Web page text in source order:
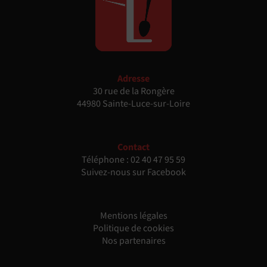
Adresse
30 rue de la Rongère
44980 Sainte-Luce-sur-Loire
Contact
Téléphone : 02 40 47 95 59
Suivez-nous sur Facebook
Mentions légales
Politique de cookies
Nos partenaires